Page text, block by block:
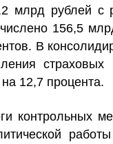
млрд рублей
156,5
В
12,7 процента.
контрольных